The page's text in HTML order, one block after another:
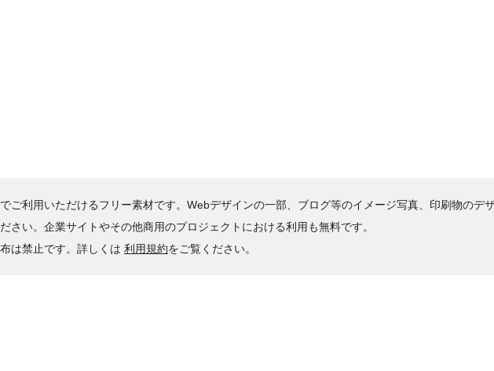
ご利用いただけるフリー素材です。Webデザインの一部、ブログ等のイメージ写真、印刷物のデ
さい。企業サイトやその他商用のプロジェクトにおける利用も無料です。
は禁止です。詳しくは 利用規約をご覧ください。